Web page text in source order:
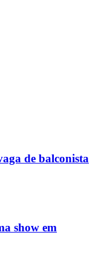
de balconista
show em